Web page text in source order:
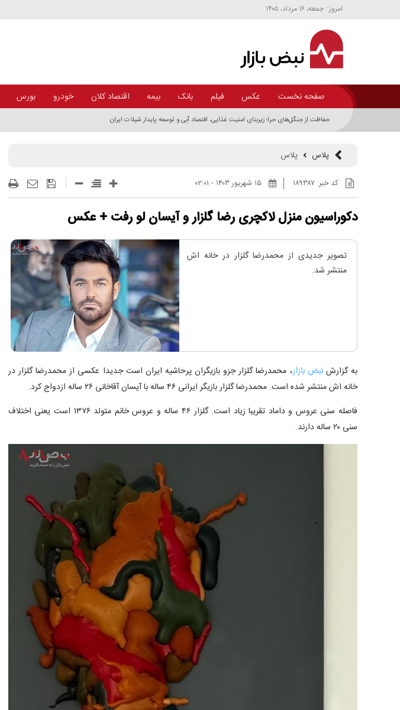
امروز : جمعه، ۱۶ مرداد، ۱۴۰۵
صفحه نخست عکس فیلم بانک بیمه اقتصاد کلان خودرو بورس
پلاس پلاس
کد خبر:۱۸۹۳۸۷ ۱۵ شهريور ۱۴۰۳ - ۰۲:۰۱
دکوراسیون منزل لاکچری رضا گلزار و آیسان لو رفت + عکس
تصویر جدیدی از محمدرضا گلزار در خانه اش
منتشر شد.
به گزارشنبض بازار، محمدرضا گلزار جزو بازیگران پرحاشیه ایران است جدیدا عکسی از محمدرضا گلزار در
خانه اش منتشر شده است. محمدرضا گلزار بازیگر ایرانی ۴۶ ساله با آیسان آقاخانی ۲۶ ساله ازدواج کرد.
فاصله سنی عروس و داماد تقریبا زیاد است. گلزار ۴۶ ساله و عروس خانم متولد ۱۳۷۶ است یعنی اختلاف
سنی ۲۰ ساله دارند.